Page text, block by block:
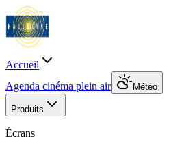
Accueil
Agenda cinéma plein air
Météo
Produits
Écrans